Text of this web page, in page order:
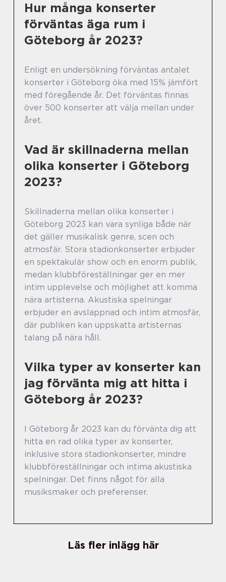
Hur många konserter
förväntas äga rum i
Göteborg år 2023?
Enligt en undersökning förväntas antalet
konserter i Göteborg öka med 15% jämfört
med föregående år. Det förväntas finnas
över 500 konserter att välja mellan under
året.
Vad är skillnaderna mellan
olika konserter i Göteborg
2023?
Skillnaderna mellan olika konserter i
Göteborg 2023 kan vara synliga både när
det gäller musikalisk genre, scen och
atmosfär. Stora stadionkonserter erbjuder
en spektakulär show och en enorm publik,
medan klubbföreställningar ger en mer
intim upplevelse och möjlighet att komma
nära artisterna. Akustiska spelningar
erbjuder en avslappnad och intim atmosfär,
där publiken kan uppskatta artisternas
talang på nära håll.
Vilka typer av konserter kan
jag förvänta mig att hitta i
Göteborg år 2023?
I Göteborg år 2023 kan du förvänta dig att
hitta en rad olika typer av konserter,
inklusive stora stadionkonserter, mindre
klubbföreställningar och intima akustiska
spelningar. Det finns något för alla
musiksmaker och preferenser.
Läs fler inlägg här